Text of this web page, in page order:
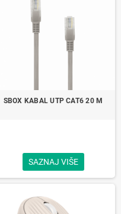
SBOX KABAL UTP CAT6 20 M
SAZNAJ VIŠE